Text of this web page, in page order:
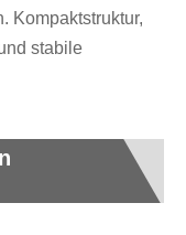
Kompaktstruktur,
stabile